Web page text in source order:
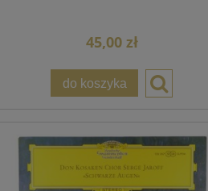
45,00 zł
do koszyka